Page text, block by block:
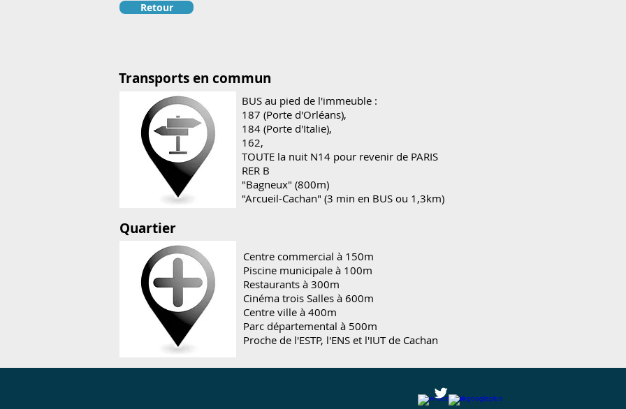
Retour
Transports en commun
BUS au pied de l'immeuble :
187 (Porte d'Orléans),
184 (Porte d'Italie),
162,
TOUTE la nuit N14 pour revenir de PARIS
RER B
"Bagneux" (800m)
"Arcueil-Cachan" (3 min en BUS ou 1,3km)
Quartier
Centre commercial à 150m
Piscine municipale à 100m
Restaurants à 300m
Cinéma trois Salles à 600m
Centre ville à 400m
Parc départemental à 500m
Proche de l'ESTP, l'ENS et l'IUT de Cachan